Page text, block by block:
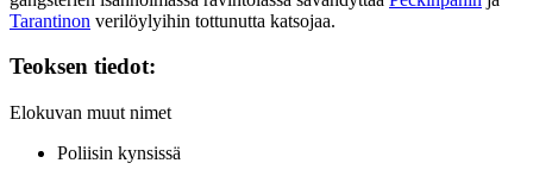
Tarantinon verilöylyihin tottunutta katsojaa.
Teoksen tiedot:
Elokuvan muut nimet
Poliisin kynsissä